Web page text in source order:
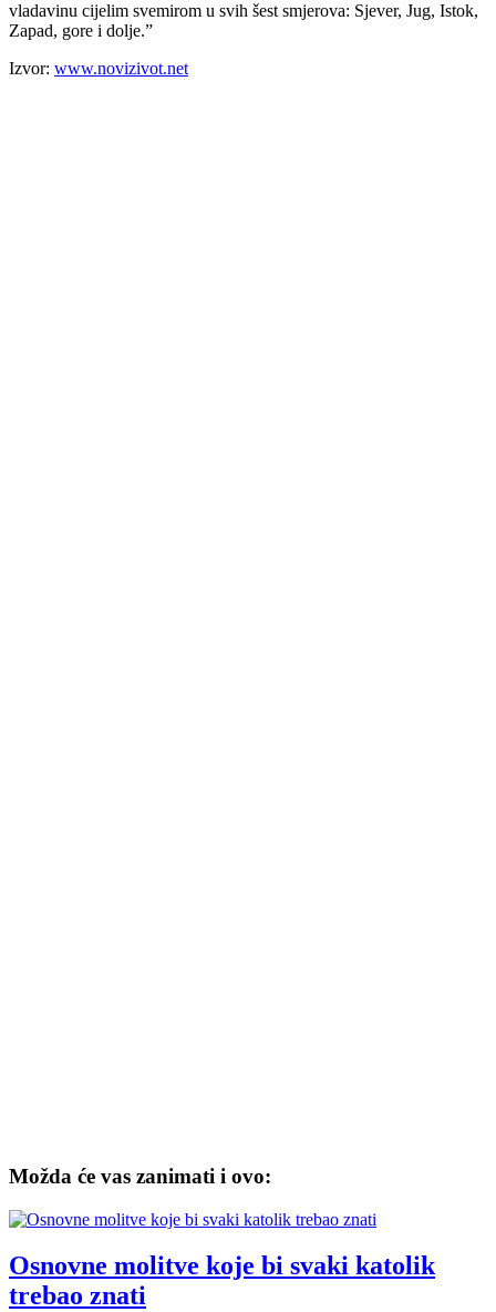
vladavinu cijelim svemirom u svih šest smjerova: Sjever, Jug, Istok,
Zapad, gore i dolje.”
Izvor: www.novizivot.net
Možda će vas zanimati i ovo:
Osnovne molitve koje bi svaki katolik
trebao znati